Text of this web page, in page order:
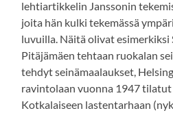
lehtiartikkelin Janssonin
joita hän kulki tekemässä
luvuilla. Näitä olivat esimerkiksi
Pitäjämäen tehtaan ruokalan
tehdyt seinämaalaukset,
ravintolaan vuonna 1947 tilatut
Kotkalaiseen lastentarhaan